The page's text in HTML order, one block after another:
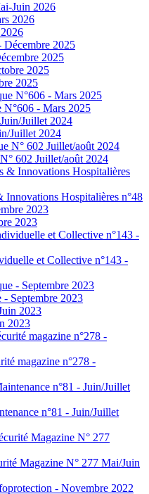
Juin 2026
2025
2025
N°606 - Mars 2025
Juillet 2024
602 Juillet/août 2024
Innovations Hospitalières n°48
2023
et Collective n°143 -
- Septembre 2023
2023
magazine n°278 -
n°81 - Juin/Juillet
Magazine N° 277 Mai/Juin